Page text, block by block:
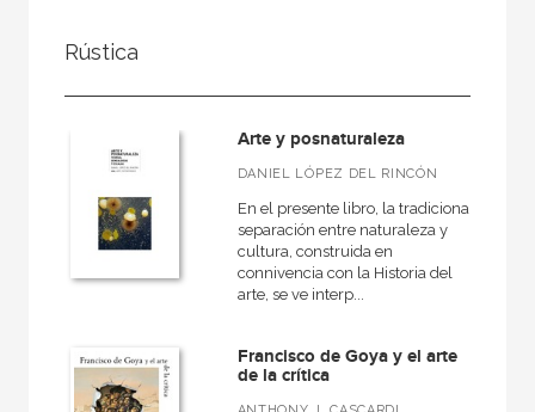
Ciencias humanas y sociales
Arte
MATERIAS
Escultura
Rústica
Arte y posnaturaleza
DANIEL LÓPEZ DEL RINCÓN
En el presente libro, la tradicional
separación entre naturaleza y
cultura, construida en
connivencia con la Historia del
arte, se ve interp...
Francisco de Goya y el arte
de la crítica